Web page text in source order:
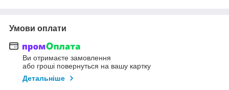
Умови оплати
Ви отримаєте замовлення
або гроші повернуться на вашу картку
Детальніше